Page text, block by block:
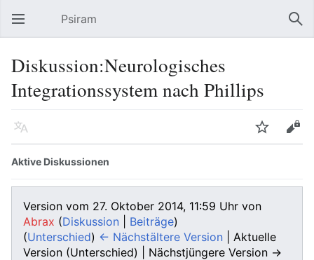
Hauptmenü öffnen Psiram
Diskussion:Neurologisches
Integrationssystem nach Phillips
Sprache Beobachten Bearbeiten
Aktive Diskussionen
Version vom 27. Oktober 2014, 11:59 Uhr von
Abrax (Diskussion Beiträge)
(Unterschied) ← Nächstältere Version | Aktuelle
Version (Unterschied) | Nächstjüngere Version →